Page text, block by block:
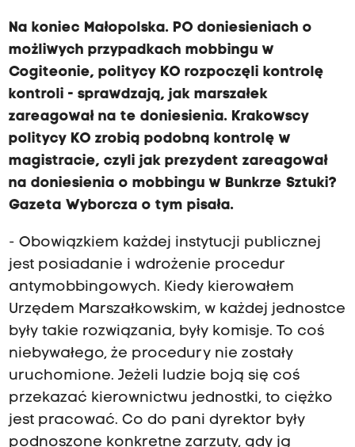
Na koniec Małopolska. PO doniesieniach o
możliwych przypadkach mobbingu w
Cogiteonie, politycy KO rozpoczęli kontrolę
kontroli - sprawdzają, jak marszałek
zareagował na te doniesienia. Krakowscy
politycy KO zrobią podobną kontrolę w
magistracie, czyli jak prezydent zareagował
na doniesienia o mobbingu w Bunkrze Sztuki?
Gazeta Wyborcza o tym pisała.
- Obowiązkiem każdej instytucji publicznej
jest posiadanie i wdrożenie procedur
antymobbingowych. Kiedy kierowałem
Urzędem Marszałkowskim, w każdej jednostce
były takie rozwiązania, były komisje. To coś
niebywałego, że procedury nie zostały
uruchomione. Jeżeli ludzie boją się coś
przekazać kierownictwu jednostki, to ciężko
jest pracować. Co do pani dyrektor były
podnoszone konkretne zarzuty, gdy ją